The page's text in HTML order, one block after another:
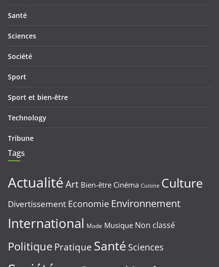
Santé
Sciences
Société
Sport
Sport et bien-être
Technology
Tribune
Tags
ActualitéArt Bien-être Cinéma Cuisine Culture
Divertissement Economie Environnement
International Mode Musique Non classé
Politique Pratique Santé Sciences